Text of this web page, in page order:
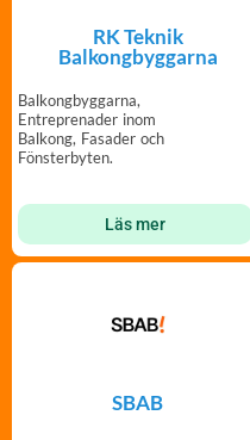
RK Teknik
Balkongbyggarna
Balkongbyggarna,
Entreprenader inom
Balkong, Fasader och
Fönsterbyten.
Läs mer
SBAB